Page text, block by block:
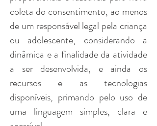
coleta do consentimento, ao menos
de um responsável legal pela criança
ou adolescente, considerando a
dinâmica e a finalidade da atividade
a ser desenvolvida, e ainda os
recursos e as tecnologias
disponíveis, primando pelo uso de
uma linguagem simples, clara e